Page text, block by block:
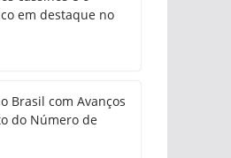
em destaque no
Brasil com Avanços
do Número de